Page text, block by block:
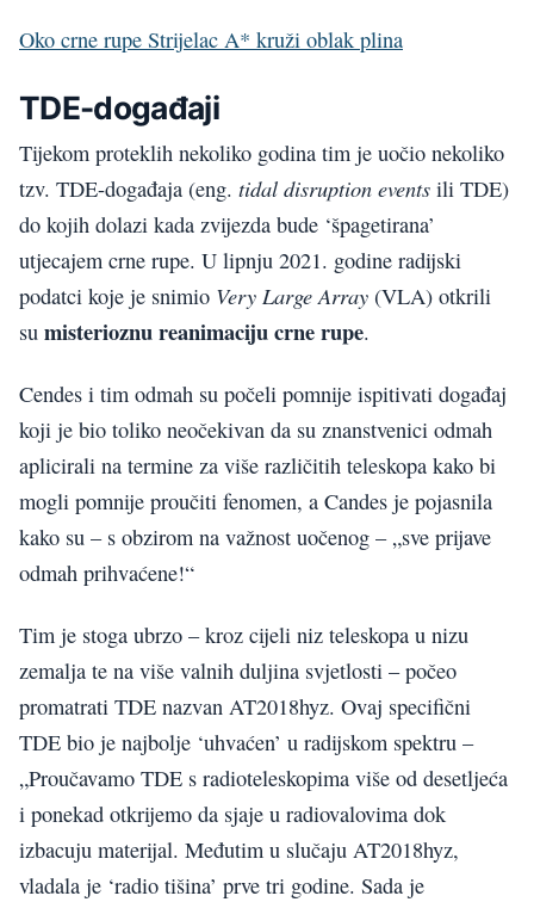
Oko crne rupe Strijelac A* kruži oblak plina
TDE-događaji
Tijekom proteklih nekoliko godina tim je uočio nekoliko
tzv. TDE-događaja (eng. tidal disruption events ili TDE)
do kojih dolazi kada zvijezda bude ‘špagetirana’
utjecajem crne rupe. U lipnju 2021. godine radijski
podatci koje je snimio Very Large Array (VLA) otkrili
su misterioznu reanimaciju crne rupe.
Cendes i tim odmah su počeli pomnije ispitivati ​​događaj
koji je bio toliko neočekivan da su znanstvenici odmah
aplicirali na termine za više različitih teleskopa kako bi
mogli pomnije proučiti fenomen, a Candes je pojasnila
kako su – s obzirom na važnost uočenog – „sve prijave
odmah prihvaćene!“
Tim je stoga ubrzo – kroz cijeli niz teleskopa u nizu
zemalja te na više valnih duljina svjetlosti – počeo
promatrati TDE nazvan AT2018hyz. Ovaj specifični
TDE bio je najbolje ‘uhvaćen’ u radijskom spektru –
„Proučavamo TDE s radioteleskopima više od desetljeća
i ponekad otkrijemo da sjaje u radiovalovima dok
izbacuju materijal. Međutim u slučaju AT2018hyz,
vladala je ‘radio tišina’ prve tri godine. Sada je